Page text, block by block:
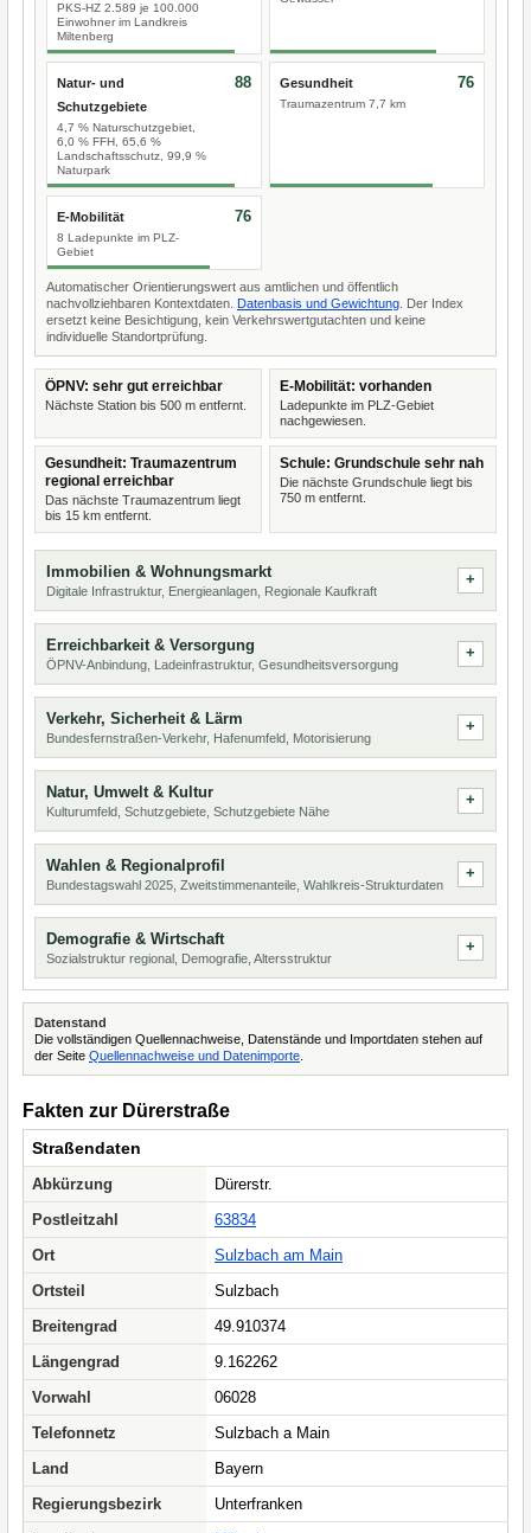
PKS-HZ 2.589 je 100.000
Einwohner im Landkreis
Miltenberg
Natur- und
Schutzgebiete
4,7 % Naturschutzgebiet,
6,0 % FFH, 65,6 %
Landschaftsschutz, 99,9 %
Naturpark
88 Gesundheit
Traumazentrum 7,7 km
76
E-Mobilität
8 Ladepunkte im PLZ-
Gebiet
76
Automatischer Orientierungswert aus amtlichen und öffentlich
nachvollziehbaren Kontextdaten. Datenbasis und Gewichtung . Der Index
ersetzt keine Besichtigung, kein Verkehrswertgutachten und keine
individuelle Standortprüfung.
ÖPNV: sehr gut erreichbar
Nächste Station bis 500 m entfernt.
E-Mobilität: vorhanden
Ladepunkte im PLZ-Gebiet
nachgewiesen.
Gesundheit: Traumazentrum
regional erreichbar
Das nächste Traumazentrum liegt
bis 15 km entfernt.
Schule: Grundschule sehr nah
Die nächste Grundschule liegt bis
750 m entfernt.
Immobilien & Wohnungsmarkt
Digitale Infrastruktur, Energieanlagen, Regionale Kaufkraft
Erreichbarkeit & Versorgung
ÖPNV-Anbindung, Ladeinfrastruktur, Gesundheitsversorgung
Verkehr, Sicherheit & Lärm
Bundesfernstraßen-Verkehr, Hafenumfeld, Motorisierung
Natur, Umwelt & Kultur
Kulturumfeld, Schutzgebiete, Schutzgebiete Nähe
Wahlen & Regionalprofil
Bundestagswahl 2025, Zweitstimmenanteile, Wahlkreis-Strukturdaten
Demografie & Wirtschaft
Sozialstruktur regional, Demografie, Altersstruktur
Datenstand
Die vollständigen Quellennachweise, Datenstände und Importdaten stehen auf
der Seite Quellennachweise und Datenimporte
Fakten zur Dürerstraße
Straßendaten
Abkürzung
Dürerstr.
Postleitzahl
63834
Ort
Sulzbach am Main
Ortsteil
Sulzbach
Breitengrad
49.910374
Längengrad
9.162262
Vorwahl
06028
Telefonnetz
Sulzbach a Main
Land
Bayern
Regierungsbezirk
Unterfranken